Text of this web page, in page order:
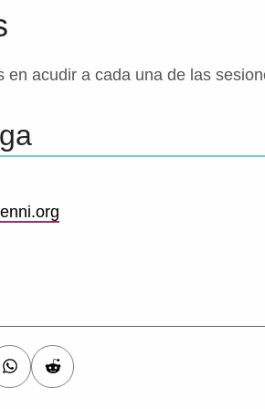
en acudir a cada una de las